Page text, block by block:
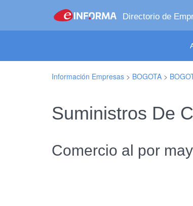
Directorio de
Información Empresas > BOGOTA >
Suministros De
Comercio al por